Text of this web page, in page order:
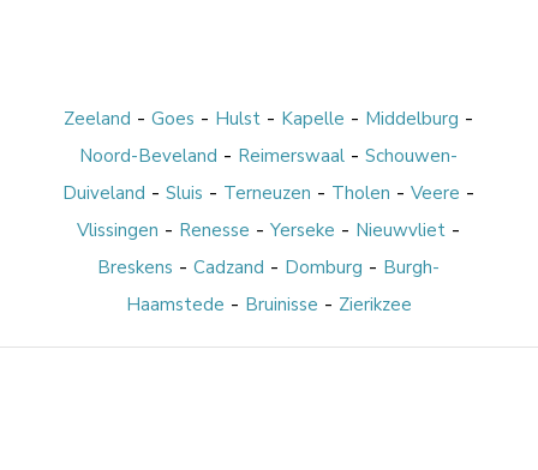
Zeeland -Goes - Hulst - Kapelle - Middelburg -
Noord-Beveland - Reimerswaal -Schouwen-
Duiveland -Sluis - Terneuzen - Tholen -Veere -
Vlissingen - Renesse -Yerseke - Nieuwvliet -
Breskens -Cadzand - Domburg - Burgh-
Haamstede - Bruinisse - Zierikzee